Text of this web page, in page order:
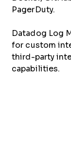
PagerDuty.
Datadog Log
for custom
third-party
capabilities.